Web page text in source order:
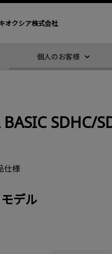
オクシア株式会社
個人のお客様
BASIC SDHC/
仕様
デル